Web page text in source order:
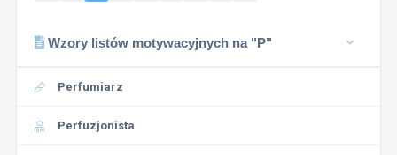
Wzory listów motywacyjnych na "P"
Perfumiarz
Perfuzjonista